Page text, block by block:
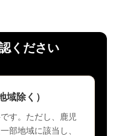
ください
域除く）
す。ただし、鹿児
部地域に該当し、